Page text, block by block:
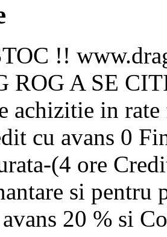
!!
ROG A SE
achizitie in rate
cu avans 0
(4 ore
si pentru
20 % si